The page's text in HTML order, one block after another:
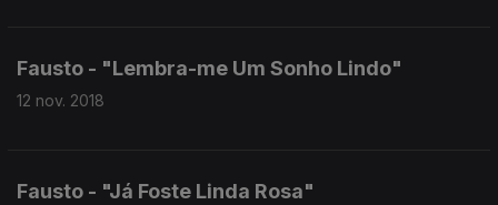
Fausto - "Lembra-me Um Sonho Lindo"
12 nov. 2018
Fausto - "Já Foste Linda Rosa"